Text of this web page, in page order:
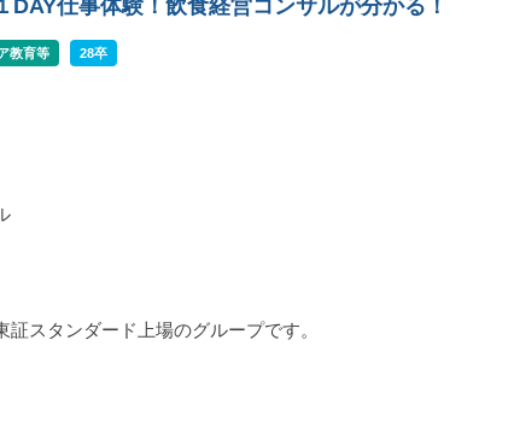
DAY仕事体験！飲食経営コンサルが分かる！
教育等 28卒
スタンダード上場のグループです。